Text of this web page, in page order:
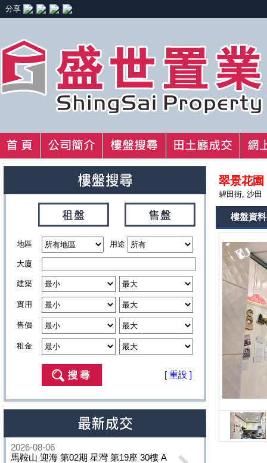
分享
地區 用途
大廈
建築
實用
售價
租金
[ 重設 ]
2026-08-06
馬鞍山 迎海 第02期 星灣 第19座 30樓 A
翠景花園
碧田街, 沙田
樓盤資料